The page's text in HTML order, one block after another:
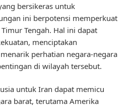
bersikeras untuk
ini berpotensi memperkuat
Tengah. Hal ini dapat
menciptakan
perhatian negara-negara
di wilayah tersebut.
untuk Iran dapat memicu
barat, terutama Amerika